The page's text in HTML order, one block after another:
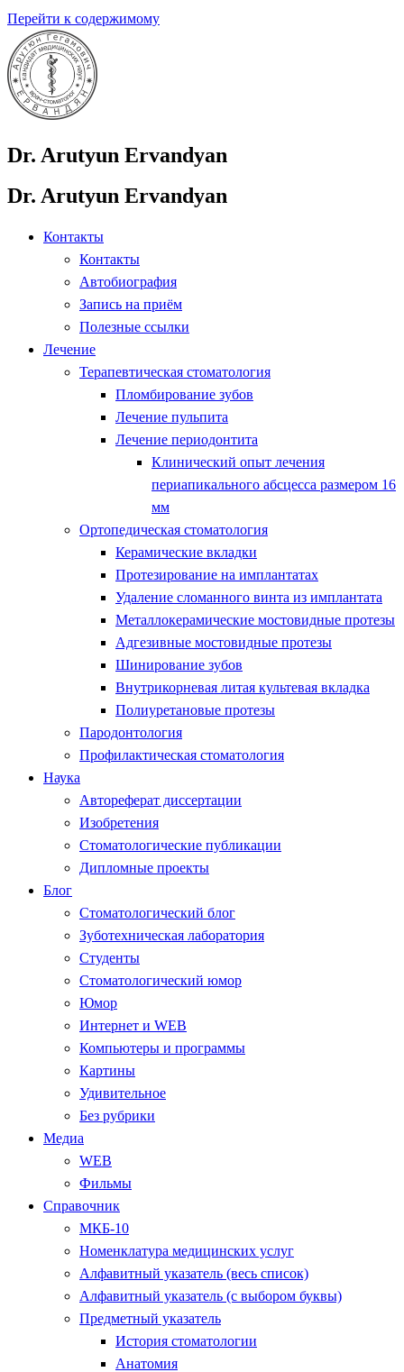
Перейти к содержимому
Dr. Arutyun Ervandyan
Dr. Arutyun Ervandyan
Контакты
Контакты
Автобиография
Запись на приём
Полезные ссылки
Лечение
Терапевтическая стоматология
Пломбирование зубов
Лечение пульпита
Лечение периодонтита
Клинический опыт лечения
периапикального абсцесса размером 16
мм
Ортопедическая стоматология
Керамические вкладки
Протезирование на имплантатах
Удаление сломанного винта из имплантата
Металлокерамические мостовидные протезы
Адгезивные мостовидные протезы
Шинирование зубов
Внутрикорневая литая культевая вкладка
Полиуретановые протезы
Пародонтология
Профилактическая стоматология
Наука
Автореферат диссертации
Изобретения
Стоматологические публикации
Дипломные проекты
Блог
Стоматологический блог
Зуботехническая лаборатория
Студенты
Стоматологический юмор
Юмор
Интернет и WEB
Компьютеры и программы
Картины
Удивительное
Без рубрики
Медиа
WEB
Фильмы
Справочник
МКБ-10
Номенклатура медицинских услуг
Алфавитный указатель (весь список)
Алфавитный указатель (с выбором буквы)
Предметный указатель
История стоматологии
Анатомия